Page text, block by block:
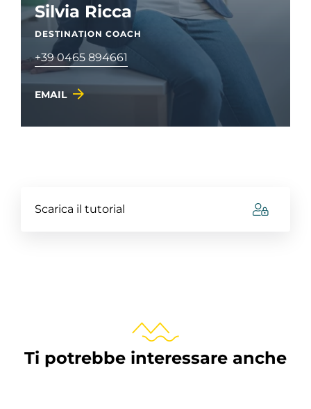
Silvia Ricca
DESTINATION COACH
+39 0465 894661
EMAIL
Scarica il tutorial
Ti potrebbe interessare anche